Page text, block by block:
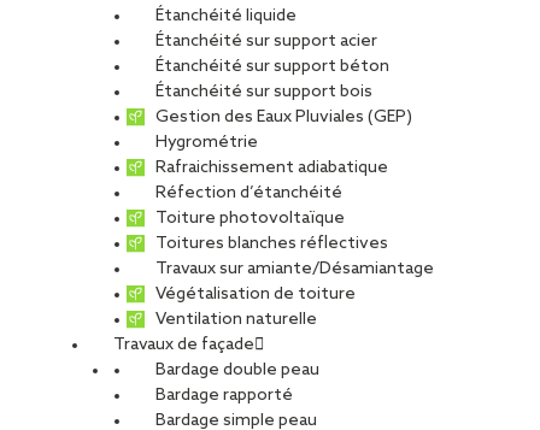
Étanchéité liquide
Étanchéité sur support acier
Étanchéité sur support béton
Étanchéité sur support bois
Gestion des Eaux Pluviales (GEP)
Hygrométrie
Rafraichissement adiabatique
Réfection d’étanchéité
Toiture photovoltaïque
Toitures blanches réflectives
Travaux sur amiante/Désamiantage
Végétalisation de toiture
Ventilation naturelle
Travaux de façade
Bardage double peau
Bardage rapporté
Bardage simple peau
PARTAGER
30 novembre 2023